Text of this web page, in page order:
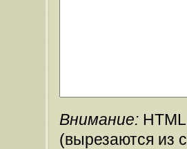
Внимание:
(вырезаются из